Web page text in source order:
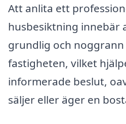
Att anlita ett
husbesiktning innebär
grundlig och
fastigheten, vilket
informerade beslut,
säljer eller äger en